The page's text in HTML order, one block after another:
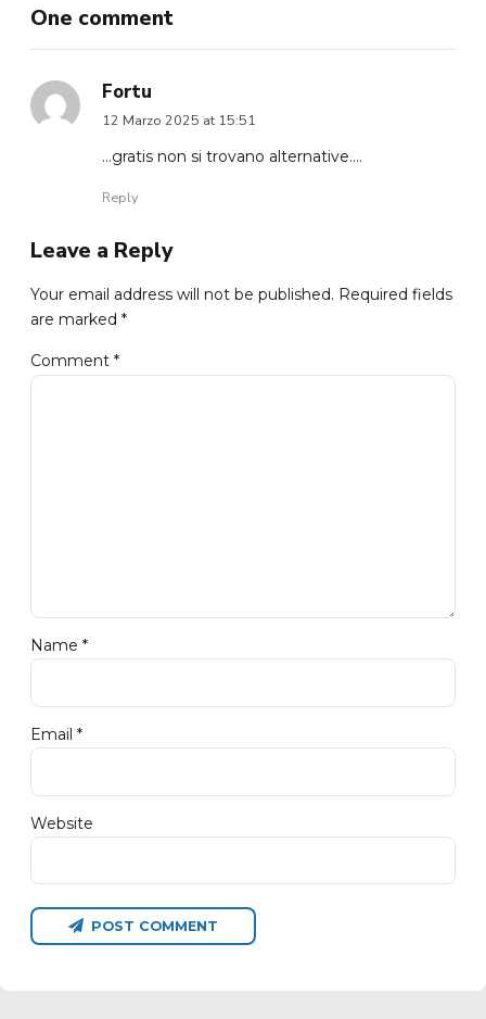
One comment
Fortu
12 Marzo 2025 at 15:51
…gratis non si trovano alternative….
Reply
Leave a Reply
Your email address will not be published. Required fields
are marked *
Comment *
Name *
Email *
Website
POST COMMENT